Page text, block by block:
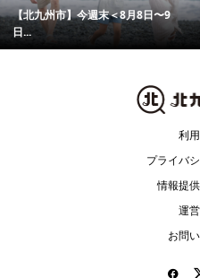
【北九州市】今週末＜8月8日〜9
日...
利
プライバ
情報提
運
お問